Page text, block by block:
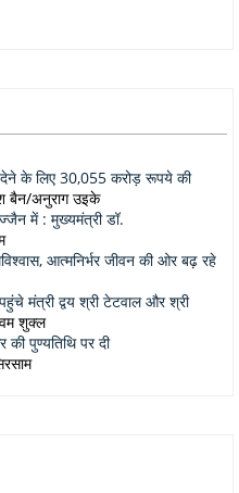
के लिए 30,055 करोड़ रूपये की
बैन/अनुराग उइके
में : मुख्यमंत्री डॉ.
आत्मनिर्भर जीवन की ओर बढ़ रहे
मंत्री द्वय श्री टेटवाल और श्री
शुक्ल
की पुण्यतिथि पर दी